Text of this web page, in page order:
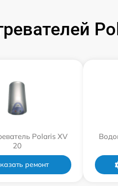
Polaris XV
20
ремонт